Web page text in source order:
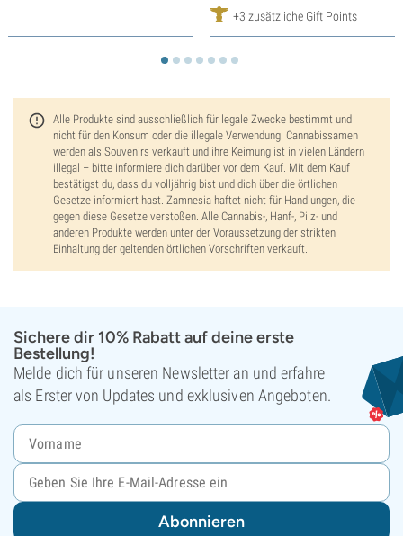
+3 zusätzliche Gift Points
Alle Produkte sind ausschließlich für legale Zwecke bestimmt und
nicht für den Konsum oder die illegale Verwendung. Cannabissamen
werden als Souvenirs verkauft und ihre Keimung ist in vielen Ländern
illegal – bitte informiere dich darüber vor dem Kauf. Mit dem Kauf
bestätigst du, dass du volljährig bist und dich über die örtlichen
Gesetze informiert hast. Zamnesia haftet nicht für Handlungen, die
gegen diese Gesetze verstoßen. Alle Cannabis-, Hanf-, Pilz- und
anderen Produkte werden unter der Voraussetzung der strikten
Einhaltung der geltenden örtlichen Vorschriften verkauft.
Sichere dir 10% Rabatt auf deine erste
Bestellung!
Melde dich für unseren Newsletter an und erfahre
als Erster von Updates und exklusiven Angeboten.
Abonnieren